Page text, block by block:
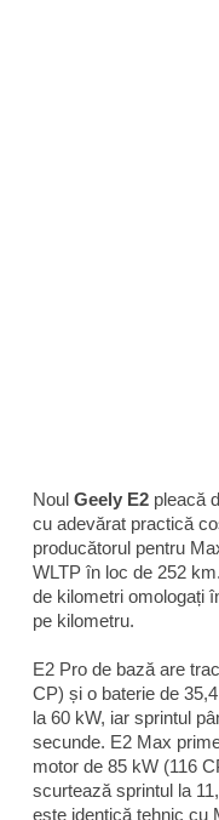
Noul Geely E2 pleacă
cu adevărat practică
producătorul pentru
WLTP în loc de 252
de kilometri omologați
pe kilometru.
E2 Pro de bază are
CP) și o baterie de
la 60 kW, iar sprintul
secunde. E2 Max
motor de 85 kW (116
scurtează sprintul la
este identică tehnic cu